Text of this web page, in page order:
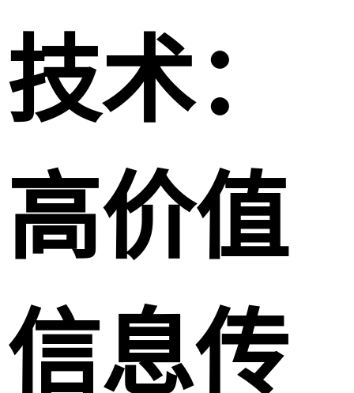
技术：
高价值
信息传